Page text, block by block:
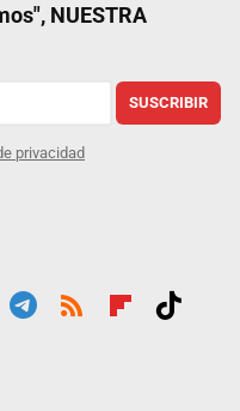
NUESTRA
SUSCRIBIR
privacidad